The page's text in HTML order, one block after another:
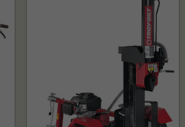
FS 490 C-EM K
FS 490 C-EM
FS 510 C-EM
FS 560 C-EM